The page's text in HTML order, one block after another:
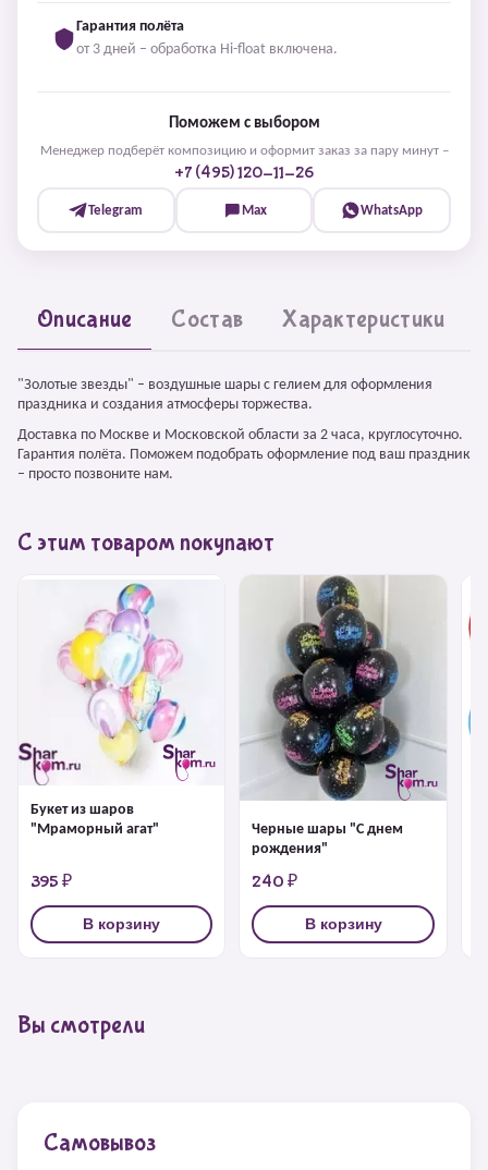
Гарантия полёта
от 3 дней – обработка Hi-float включена.
Поможем с выбором
Менеджер подберёт композицию и оформит заказ за пару минут –
+7 (495) 120-11-26
Telegram Max WhatsApp
Описание Состав Характеристики
"Золотые звезды" – воздушные шары с гелием для оформления
праздника и создания атмосферы торжества.
Доставка по Москве и Московской области за 2 часа, круглосуточно.
Гарантия полёта. Поможем подобрать оформление под ваш праздник
– просто позвоните нам.
С этим товаром покупают
Букет из шаров
"Мраморный агат"
395 ₽
В корзину
Черные шары "С днем
рождения"
240 ₽
В корзину
Вы смотрели
Самовывоз